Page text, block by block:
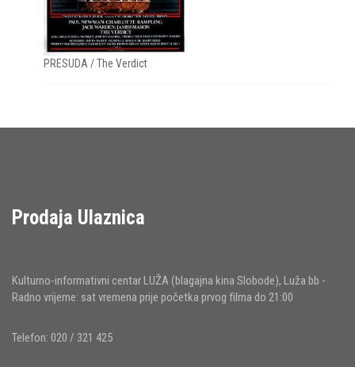
PRESUDA / The Verdict
Prodaja Ulaznica
Kulturno-informativni centar LUŽA (blagajna kina Slobode), Luža bb -
Radno vrijeme: sat vremena prije početka prvog filma do 21:00
Telefon: 020 / 321 425